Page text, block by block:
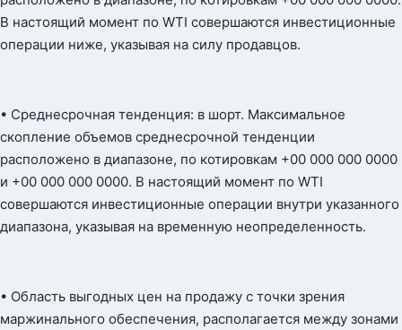
В настоящий момент по WTI совершаются инвестиционные
операции ниже, указывая на силу продавцов.
• Среднесрочная тенденция: в шорт. Максимальное
скопление объемов среднесрочной тенденции
расположено в диапазоне, по котировкам +00 000 000 0000
и +00 000 000 0000. В настоящий момент по WTI
совершаются инвестиционные операции внутри указанного
диапазона, указывая на временную неопределенность.
• Область выгодных цен на продажу с точки зрения
маржинального обеспечения, располагается между зонами